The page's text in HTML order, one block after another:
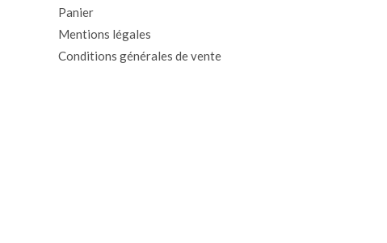
Panier
Mentions légales
Conditions générales de vente